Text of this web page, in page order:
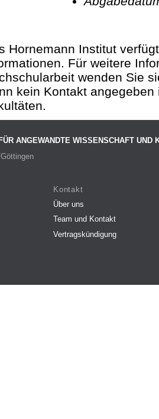
Hornemann Institut
Für weitere
wenden Sie
kein Kontakt
ANGEWANDTE WISSENSCHAFT UND
Kontakt
Über uns
Team und Kontakt
Vertragskündigung